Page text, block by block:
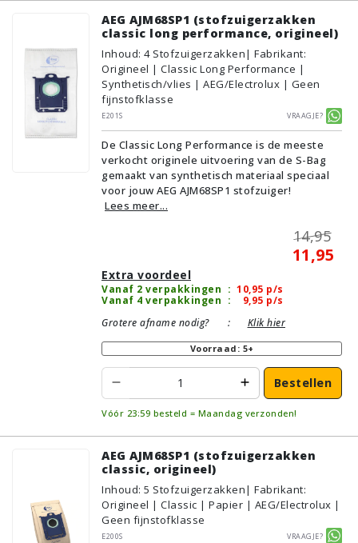
AEG AJM68SP1 (stofzuigerzakken
classic long performance, origineel)
Inhoud: 4 Stofzuigerzakken| Fabrikant:
Origineel | Classic Long Performance |
Synthetisch/vlies | AEG/Electrolux | Geen
fijnstofklasse
E201S
Vraagje?
De Classic Long Performance is de meeste
verkocht originele uitvoering van de S-Bag
gemaakt van synthetisch materiaal speciaal
voor jouw AEG AJM68SP1 stofzuiger!
Lees meer...
14,95
11,95
Extra voordeel
Vanaf 2 verpakkingen : 10,95 p/s
Vanaf 4 verpakkingen : 9,95 p/s
Grotere afname nodig?
: Klik hier
Voorraad: 5+
Bestellen
Vóór 23:59 besteld = Maandag verzonden!
AEG AJM68SP1 (stofzuigerzakken
classic, origineel)
Inhoud: 5 Stofzuigerzakken| Fabrikant:
Origineel | Classic | Papier | AEG/Electrolux |
Geen fijnstofklasse
E200S
Vraagje?